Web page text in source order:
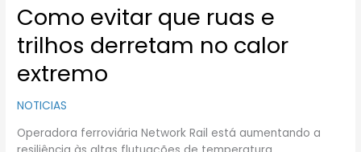
Como evitar que ruas e
trilhos derretam no calor
extremo
NOTICIAS
Operadora ferroviária Network Rail está aumentando a